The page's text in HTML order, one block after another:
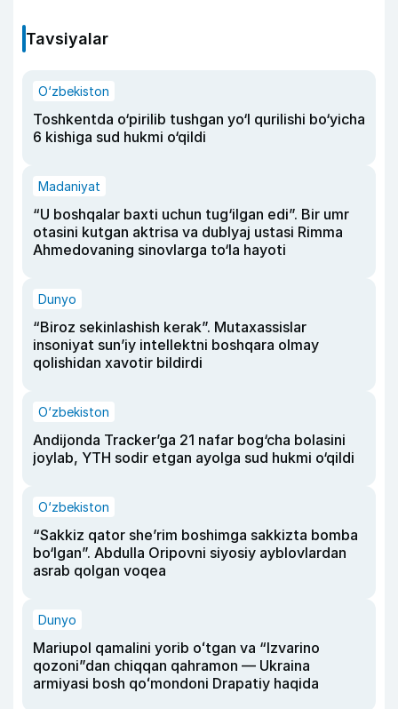
Tavsiyalar
O‘zbekiston
Toshkentda o‘pirilib tushgan yo‘l qurilishi bo‘yicha
6 kishiga sud hukmi o‘qildi
Madaniyat
“U boshqalar baxti uchun tug‘ilgan edi”. Bir umr
otasini kutgan aktrisa va dublyaj ustasi Rimma
Ahmedovaning sinovlarga to‘la hayoti
Dunyo
“Biroz sekinlashish kerak”. Mutaxassislar
insoniyat sun’iy intellektni boshqara olmay
qolishidan xavotir bildirdi
O‘zbekiston
Andijonda Tracker’ga 21 nafar bog‘cha bolasini
joylab, YTH sodir etgan ayolga sud hukmi o‘qildi
O‘zbekiston
“Sakkiz qator she’rim boshimga sakkizta bomba
bo‘lgan”. Abdulla Oripovni siyosiy ayblovlardan
asrab qolgan voqea
Dunyo
Mariupol qamalini yorib oʻtgan va “Izvarino
qozoni”dan chiqqan qahramon — Ukraina
armiyasi bosh qoʻmondoni Drapatiy haqida